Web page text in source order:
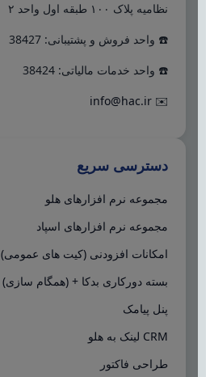
نظامیه پلاک ۱۰۰ طبقه اول واحد ۲
☎️ واحد فروش و پشتیبانی: 38427
☎️ واحد خدمات مالیاتی: 38424
✉️
info@hac.ir
دسترسی سریع
مجموعه نرم افزارهای هلو
مجموعه نرم افزارهای اسپاد
امکانات افزودنی (کیت های عمومی)
بسته دورکاری بدکا + (همگام سازی)
پنل پیامک
CRM لینک به هلو
طراحی فاکتور